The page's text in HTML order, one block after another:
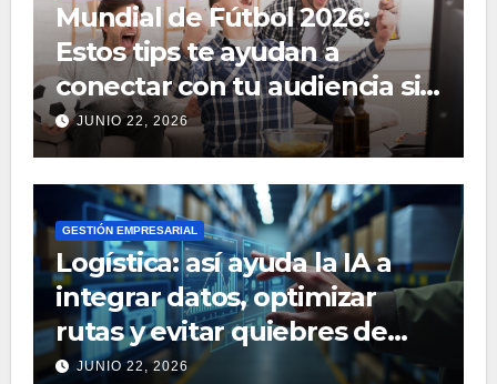
Mundial de Fútbol 2026:
Estos tips te ayudan a
conectar con tu audiencia sin
gran presupuesto
JUNIO 22, 2026
GESTIÓN EMPRESARIAL
Logística: así ayuda la IA a
integrar datos, optimizar
rutas y evitar quiebres de
stock
JUNIO 22, 2026